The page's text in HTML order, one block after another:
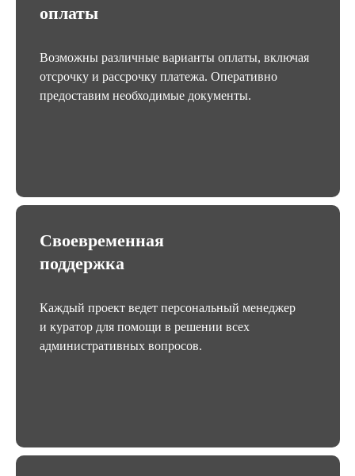
оплаты
Возможны различные варианты оплаты, включая
отсрочку и рассрочку платежа. Оперативно
предоставим необходимые документы.
Своевременная
поддержка
Каждый проект ведет персональный менеджер
и куратор для помощи в решении всех
административных вопросов.